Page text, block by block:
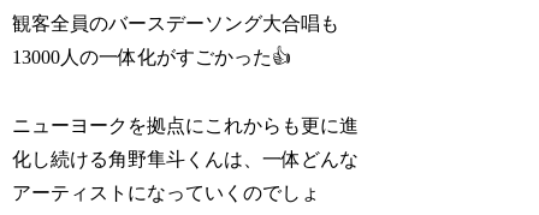
観客全員のバースデーソング大合唱も
13000人の一体化がすごかった👍
ニューヨークを拠点にこれからも更に進
化し続ける角野隼斗くんは、一体どんな
アーティストになっていくのでしょ